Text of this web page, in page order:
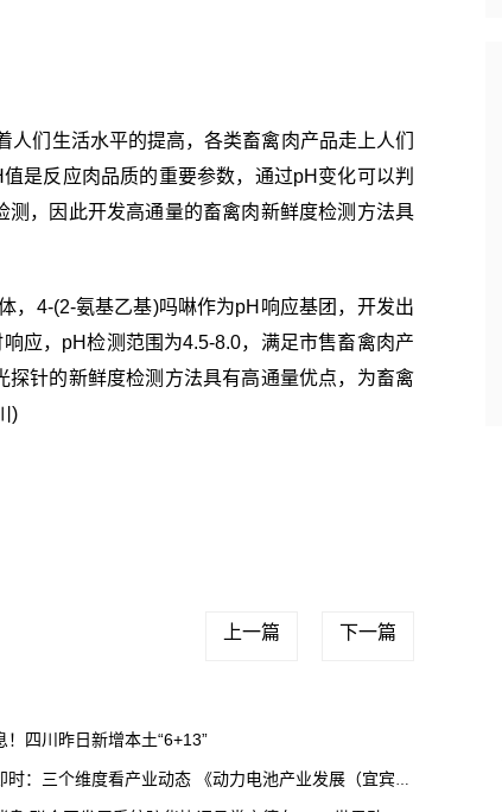
人们生活水平的提高，各类畜禽肉产品走上人们
是反应肉品质的重要参数，通过pH变化可以判
，因此开发高通量的畜禽肉新鲜度检测方法具
，4-(2-氨基乙基)吗啉作为pH响应基团，开发出
应，pH检测范围为4.5-8.0，满足市售畜禽肉产
针的新鲜度检测方法具有高通量优点，为畜禽
)
上一篇 下一篇
！四川昨日新增本土“6+13”
：三个维度看产业动态 《动力电池产业发展（宜宾）指数》发布